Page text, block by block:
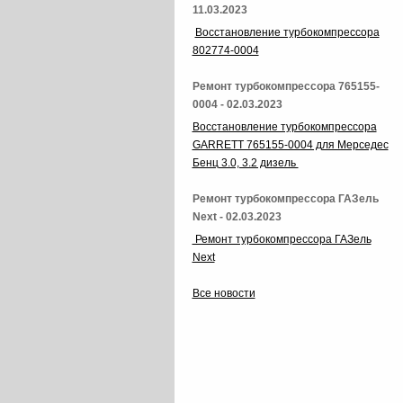
11.03.2023
Восстановление турбокомпрессора
802774-0004
Ремонт турбокомпрессора 765155-
0004 - 02.03.2023
Восстановление турбокомпрессора
GARRETT 765155-0004 для Мерседес
Бенц 3.0, 3.2 дизель
Ремонт турбокомпрессора ГАЗель
Next - 02.03.2023
Ремонт турбокомпрессора ГАЗель
Next
Все новости